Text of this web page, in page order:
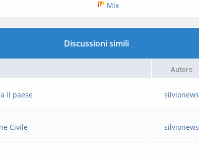
Mix
Discussioni simili
Autore
il paese silvionews
Civile - silvionews